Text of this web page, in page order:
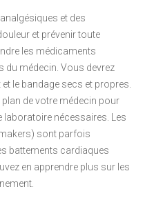
et des
et prévenir toute
les médicaments
médecin. Vous devrez
le bandage secs et propres.
de votre médecin pour
laboratoire nécessaires. Les
sont parfois
battements cardiaques
en apprendre plus sur les